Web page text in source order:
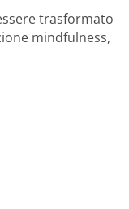
trasformato
mindfulness,